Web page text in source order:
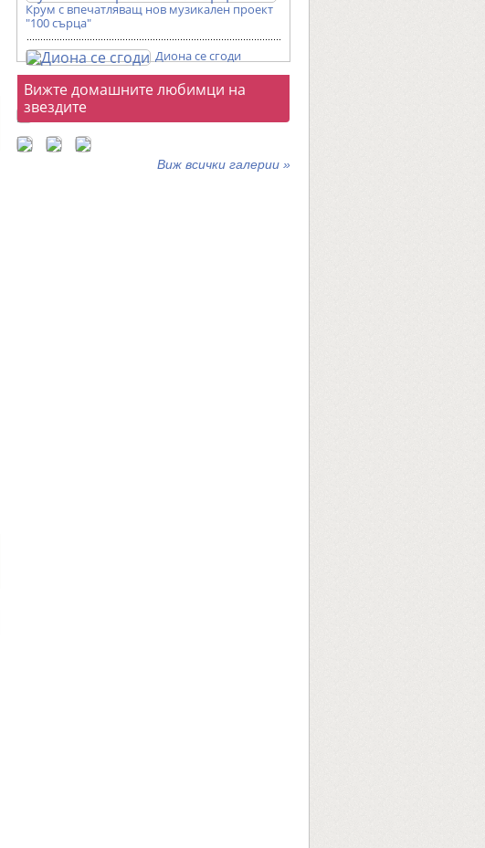
Крум с впечатляващ нов музикален проект
"100 сърца"
Диона се сгоди
Фотогалерии
Вижте домашните любимци на
звездите
Виж всички галерии »